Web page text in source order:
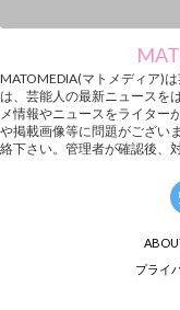
MATOMEDIA(マトメディア)
は、芸能人の最新ニュースを
メ情報やニュースをライター
や掲載画像等に問題がござい
絡下さい。管理者が確認後、
プライ